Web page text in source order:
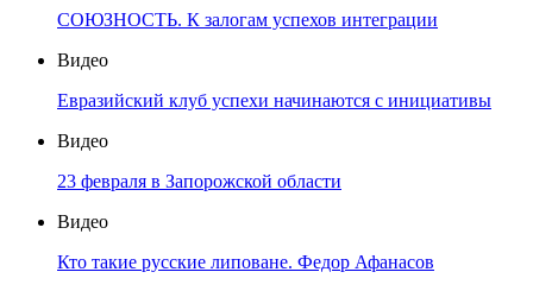
СОЮЗНОСТЬ. К залогам успехов интеграции
Видео
Евразийский клуб успехи начинаются с инициативы
Видео
23 февраля в Запорожской области
Видео
Кто такие русские липоване. Федор Афанасов